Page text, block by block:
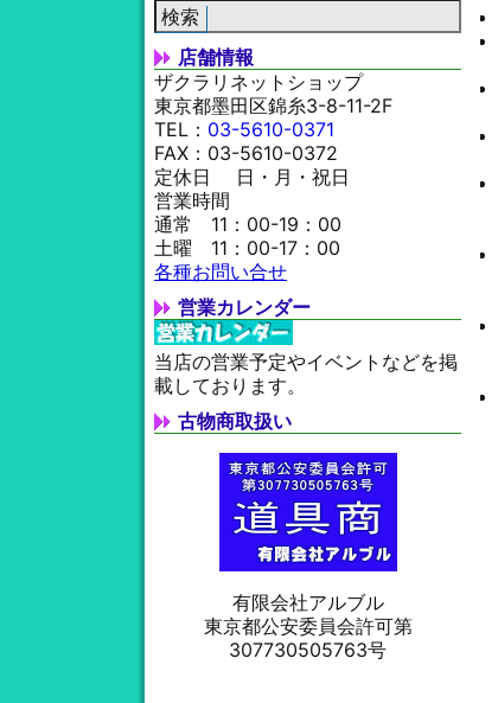
店舗情報
ザクラリネットショップ
東京都墨田区錦糸3-8-11-2F
TEL： 03-5610-0371
FAX：03-5610-0372
定休日 日・月・祝日
営業時間
通常 11：00-19：00
土曜 11：00-17：00
各種お問い合せ
営業カレンダー
当店の営業予定やイベントなどを掲
載しております。
古物商取扱い
有限会社アルブル
東京都公安委員会許可第
307730505763号